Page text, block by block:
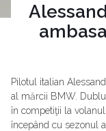
Pilotul italian
al mărcii BMW.
în competiţii la
începând cu sezonul